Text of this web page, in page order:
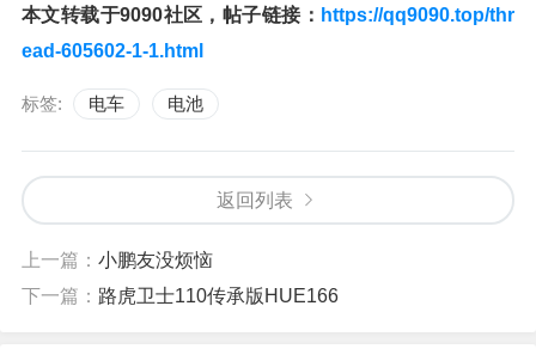
本文转载于9090社区，帖子链接： https://qq9090.top/thr
ead-605602-1-1.html
标签: 电车 电池
返回列表
上一篇： 小鹏友没烦恼
下一篇： 路虎卫士110传承版HUE166